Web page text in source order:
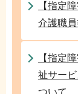
【指定
介護職
【指定
祉サー
ついて